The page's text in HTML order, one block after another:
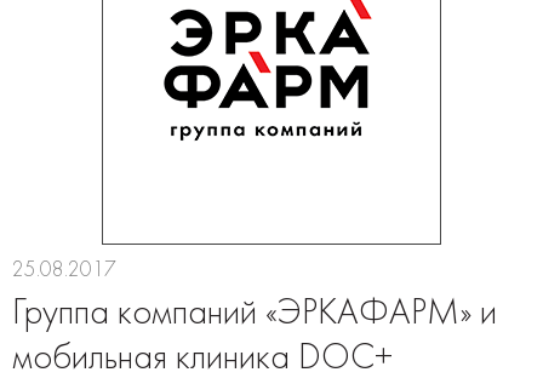
25.08.2017
Группа компаний «ЭРКАФАРМ» и
мобильная клиника DOC+